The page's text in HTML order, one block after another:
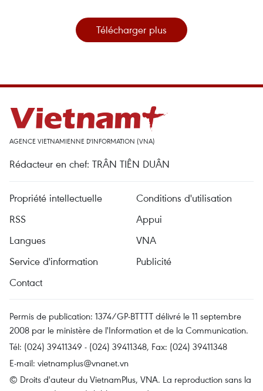
Télécharger plus
AGENCE VIETNAMIENNE D'INFORMATION (VNA)
Rédacteur en chef: TRÂN TIÊN DUÂN
Propriété intellectuelle
Conditions d'utilisation
RSS
Appui
Langues
VNA
Service d'information
Publicité
Contact
Permis de publication: 1374/GP-BTTTT délivré le 11 septembre
2008 par le ministère de l'Information et de la Communication.
Tél: (024) 39411349 - (024) 39411348, Fax: (024) 39411348
E-mail: vietnamplus@vnanet.vn
© Droits d'auteur du VietnamPlus, VNA. La reproduction sans la